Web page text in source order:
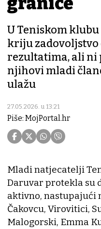
U Teniskom
kriju
rezultatima, ali ni
njihovi mladi
ulažu
27.05.2026. u 13:21
Piše: MojPortal.hr
Mladi natjecatelji
Daruvar protekla su
aktivno, nastupajući
Čakovcu, Virovitici,
Malogorski, Emma